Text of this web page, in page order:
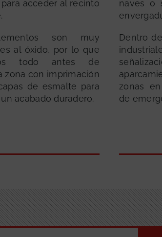
acceder al recinto
son muy
al óxido, por lo que
todo antes de
zona con imprimación
de esmalte para
acabado duradero.
naves o
Dentro
zonas
de